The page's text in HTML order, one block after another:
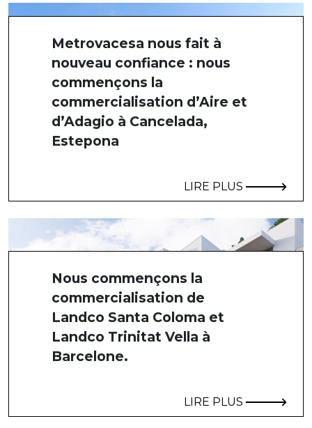
Metrovacesa nous fait à
nouveau confiance : nous
commençons la
commercialisation d’Aire et
d’Adagio à Cancelada,
Estepona
LIRE PLUS
Nous commençons la
commercialisation de
Landco Santa Coloma et
Landco Trinitat Vella à
Barcelone.
LIRE PLUS